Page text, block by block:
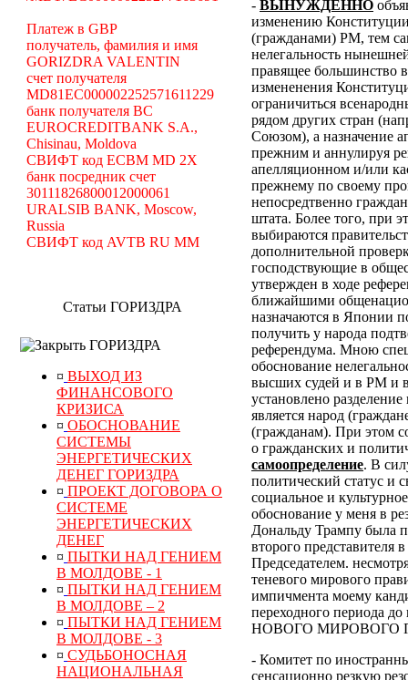
Платеж в GBP
получатель, фамилия и имя
GORIZDRA VALENTIN
счет получателя
MD81EC000002252571611229
банк получателя BC
EUROCREDITBANK S.A.,
Chisinau, Moldova
СВИФТ код ECBM MD 2X
банк посредник счет
30111826800012000061
URALSIB BANK, Moscow,
Russia
СВИФТ код AVTB RU MM
Статьи ГОРИЗДРА
ГОРИЗДРА
¤ ВЫХОД ИЗ
ФИНАНСОВОГО
КРИЗИСА
¤ ОБОСНОВАНИЕ
СИСТЕМЫ
ЭНЕРГЕТИЧЕСКИХ
ДЕНЕГ ГОРИЗДРА
¤ ПРОЕКТ ДОГОВОРА О
СИСТЕМЕ
ЭНЕРГЕТИЧЕСКИХ
ДЕНЕГ
¤ ПЫТКИ НАД ГЕНИЕМ
В МОЛДОВЕ - 1
¤ ПЫТКИ НАД ГЕНИЕМ
В МОЛДОВЕ – 2
¤ ПЫТКИ НАД ГЕНИЕМ
В МОЛДОВЕ - 3
¤ СУДЬБОНОСНАЯ
НАЦИОНАЛЬНАЯ
- ВЫНУЖДЕННО
изменению
(гражданами) РМ, тем
нелегальность
правящее большинство
измененения
ограничиться
рядом других стран
Союзом), а назначение
прежним и аннулируя
апелляционном и/или
прежнему по своему
непосредтвенно
штата. Более того, при
выбираются
дополнительной
господствующие в
утвержден в ходе
ближайшими
назначаются в Японии
получить у народа
референдума. Мною
обоснование
высших судей и в РМ и
установлено
является народ
(гражданам). При этом
о гражданских и
самоопределение. В
политический статус и
социальное и
обоснование у меня в
Дональду Трампу была
второго представителя
Председателем.
теневого мирового
импичмента моему
переходного
НОВОГО МИРОВОГО
- Комитет по
сенсационно резкую